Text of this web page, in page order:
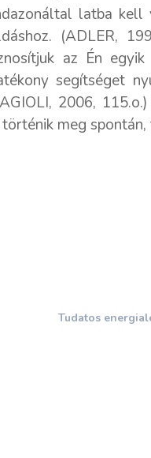
latba kell
(ADLER,
az Én egyik
segítséget
2006,
meg
Tudatos